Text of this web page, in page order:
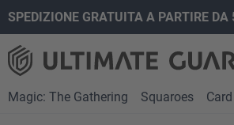
Passa alla navigazione
SPEDIZIONE GRATUITA A PARTIRE DA
Magic: The Gathering Squaroes